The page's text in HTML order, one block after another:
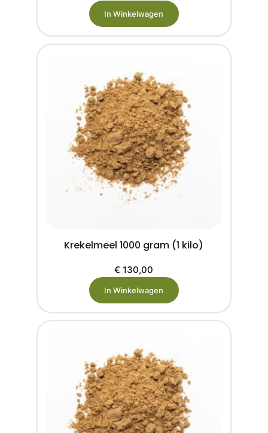
In Winkelwagen
Krekelmeel 1000 gram (1 kilo)
€ 130,00
In Winkelwagen